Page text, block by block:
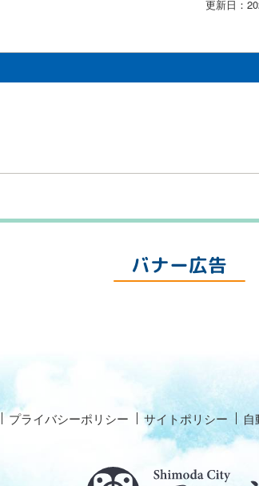
更新日：
バナー広告
プライバシーポリシー サイトポリシー